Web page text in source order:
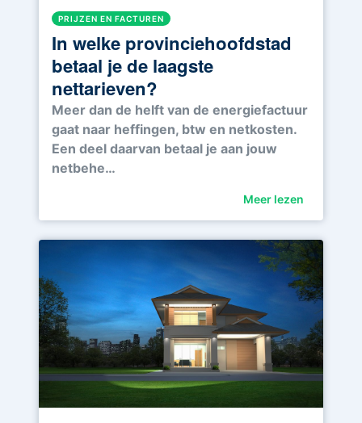
PRIJZEN EN FACTUREN
In welke provinciehoofdstad
betaal je de laagste
nettarieven?
Meer dan de helft van de energiefactuur
gaat naar heffingen, btw en netkosten.
Een deel daarvan betaal je aan jouw
netbehe…
Meer lezen